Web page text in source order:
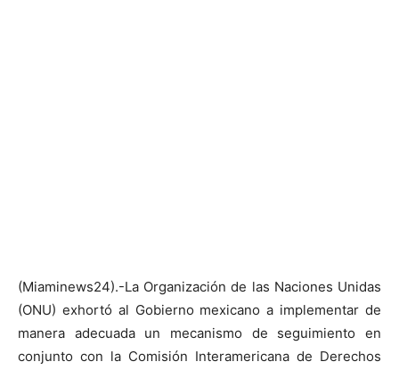
(Miaminews24).-La Organización de las Naciones Unidas
(ONU) exhortó al Gobierno mexicano a implementar de
manera adecuada un mecanismo de seguimiento en
conjunto con la Comisión Interamericana de Derechos